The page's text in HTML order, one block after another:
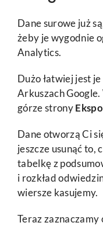
Dane surowe już
żeby je wygodnie
Analytics.
Dużo łatwiej jest
Arkuszach
górze strony
Dane otworzą Ci
jeszcze usunąć to,
tabelkę z
i rozkład
wiersze kasujemy.
Teraz zaznaczamy